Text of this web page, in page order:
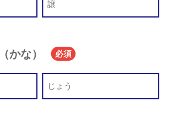
かな） 必須